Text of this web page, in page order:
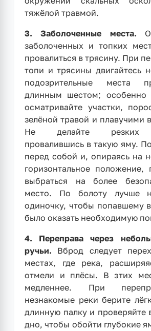
тяжёлой травмой.
3. Заболоченные места.
заболоченных и топких
провалиться в трясину. При
топи и трясины двигайтесь
подозрительные места
длинным шестом; особенно
осматривайте участки,
зелёной травой и плавучими
Не делайте резких
провалившись в такую яму.
перед собой и, опираясь на
горизонтальное положение,
выбраться на более
место. По болоту лучше
одиночку, чтобы попавшему
было оказать необходимую
4. Переправа через
ручьи. Вброд следует
местах, где река,
отмели и плёсы. В этих
медленнее. При
незнакомые реки берите
длинную палку и проверяйте
дно, чтобы обойти глубокие